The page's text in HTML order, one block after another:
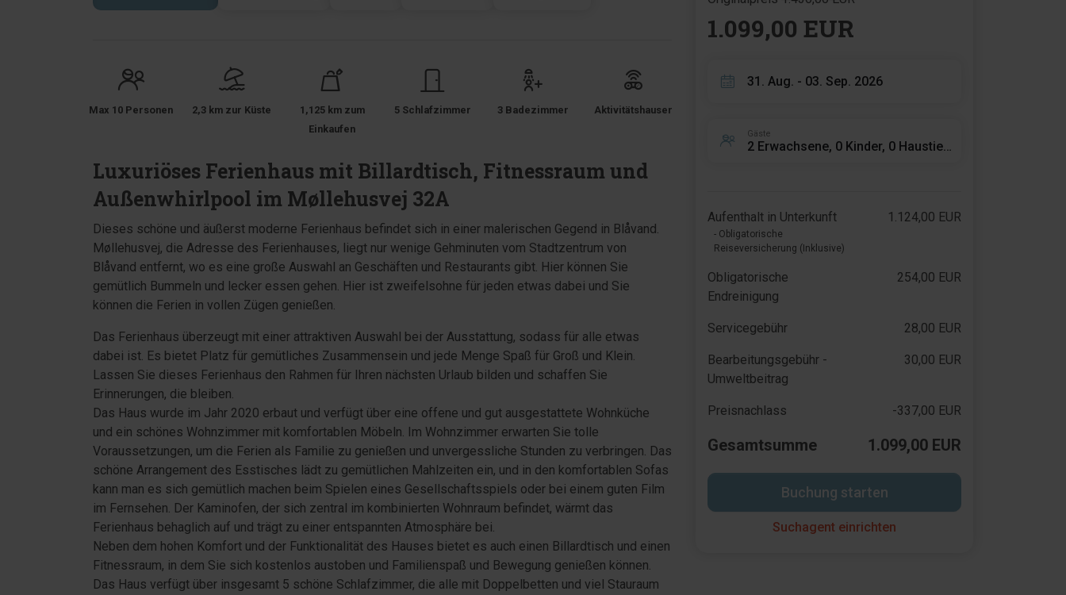
Max 10 Personen 2,3 km zur Küste
1,125 km zum
Einkaufen
5 Schlafzimmer 3 Badezimmer Aktivitätshauser
Luxuriöses Ferienhaus mit Billardtisch, Fitnessraum und
Außenwhirlpool im Møllehusvej 32A
Dieses schöne und äußerst moderne Ferienhaus befindet sich in einer malerischen Gegend in Blåvand.
Møllehusvej, die Adresse des Ferienhauses, liegt nur wenige Gehminuten vom Stadtzentrum von
Blåvand entfernt, wo es eine große Auswahl an Geschäften und Restaurants gibt. Hier können Sie
gemütlich Bummeln und lecker essen gehen. Hier ist zweifelsohne für jeden etwas dabei und Sie
können die Ferien in vollen Zügen genießen.
Das Ferienhaus überzeugt mit einer attraktiven Auswahl bei der Ausstattung, sodass für alle etwas
dabei ist. Es bietet Platz für gemütliches Zusammensein und jede Menge Spaß für Groß und Klein.
Lassen Sie dieses Ferienhaus den Rahmen für Ihren nächsten Urlaub bilden und schaffen Sie
Erinnerungen, die bleiben.
Das Haus wurde im Jahr 2020 erbaut und verfügt über eine offene und gut ausgestattete Wohnküche
und ein schönes Wohnzimmer mit komfortablen Möbeln. Im Wohnzimmer erwarten Sie tolle
Voraussetzungen, um die Ferien als Familie zu genießen und unvergessliche Stunden zu verbringen. Das
schöne Arrangement des Esstisches lädt zu gemütlichen Mahlzeiten ein, und in den komfortablen Sofas
kann man es sich gemütlich machen beim Spielen eines Gesellschaftsspiels oder bei einem guten Film
im Fernsehen. Der Kaminofen, der sich zentral im kombinierten Wohnraum befindet, wärmt das
Ferienhaus behaglich auf und trägt zu einer entspannten Atmosphäre bei.
Neben dem hohen Komfort und der Funktionalität des Hauses bietet es auch einen Billardtisch und einen
Fitnessraum, in dem Sie sich kostenlos austoben und Familienspaß und Bewegung genießen können.
Das Haus verfügt über insgesamt 5 schöne Schlafzimmer, die alle mit Doppelbetten und viel Stauraum
1.099,00 EUR
31. Aug. - 03. Sep. 2026
Gäste
Aufenthalt in Unterkunft
- Obligatorische
Reiseversicherung (Inklusive)
1.124,00 EUR
Obligatorische
Endreinigung
254,00 EUR
Servicegebühr 28,00 EUR
Bearbeitungsgebühr -
Umweltbeitrag
30,00 EUR
Preisnachlass -337,00 EUR
Gesamtsumme 1.099,00 EUR
Buchung starten
Suchagent einrichten